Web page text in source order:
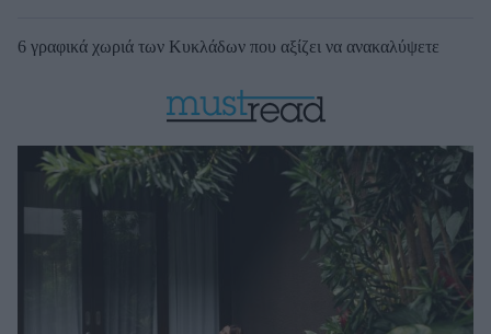
6 γραφικά χωριά των Κυκλάδων που αξίζει να ανακαλύψετε